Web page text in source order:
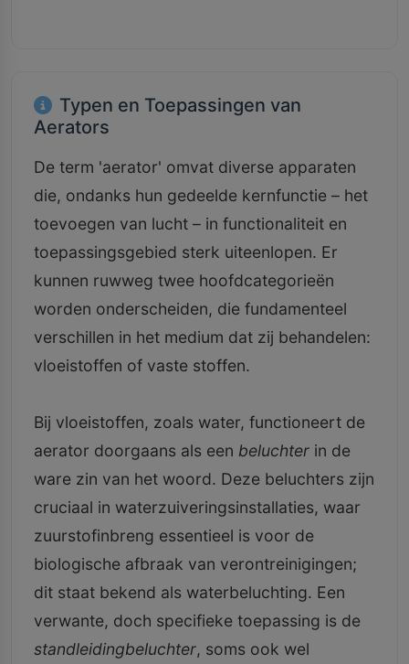
Typen en Toepassingen van
Aerators
De term 'aerator' omvat diverse apparaten
die, ondanks hun gedeelde kernfunctie – het
toevoegen van lucht – in functionaliteit en
toepassingsgebied sterk uiteenlopen. Er
kunnen ruwweg twee hoofdcategorieën
worden onderscheiden, die fundamenteel
verschillen in het medium dat zij behandelen:
vloeistoffen of vaste stoffen.
Bij vloeistoffen, zoals water, functioneert de
aerator doorgaans als een beluchter in de
ware zin van het woord. Deze beluchters zijn
cruciaal in waterzuiveringsinstallaties, waar
zuurstofinbreng essentieel is voor de
biologische afbraak van verontreinigingen;
dit staat bekend als waterbeluchting. Een
verwante, doch specifieke toepassing is de
standleidingbeluchter, soms ook wel